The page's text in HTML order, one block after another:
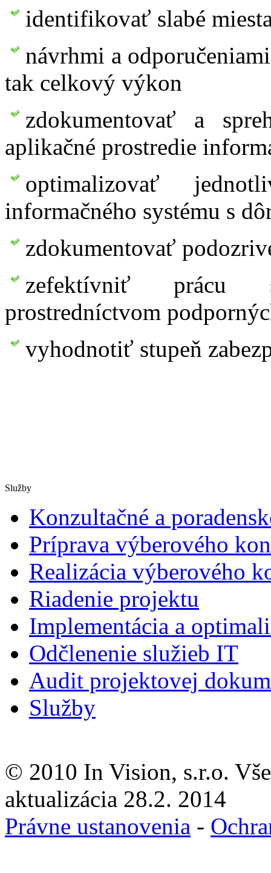
identifikovať slabé
návrhmi a
tak celkový výkon
zdokumentovať a
aplikačné prostredie
optimalizovať
informačného systému s
zdokumentovať
zefektívniť prácu
prostredníctvom
vyhodnotiť stupeň
Služby
Konzultačné a
Príprava výberového
Realizácia výberového
Riadenie projektu
Implementácia a
Odčlenenie služieb IT
Audit projektovej
Služby
© 2010 In Vision, s.r.o.
aktualizácia 28.2. 2014
Právne ustanovenia -